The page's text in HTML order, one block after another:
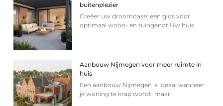
buitenplezier
Creëer uw droomoase: een gids voor
optimaal woon- en tuingenot Uw huis
Aanbouw Nijmegen voor meer ruimte in
huis
Een aanbouw Nijmegen is ideaal wanneer
je woning te krap wordt, maar